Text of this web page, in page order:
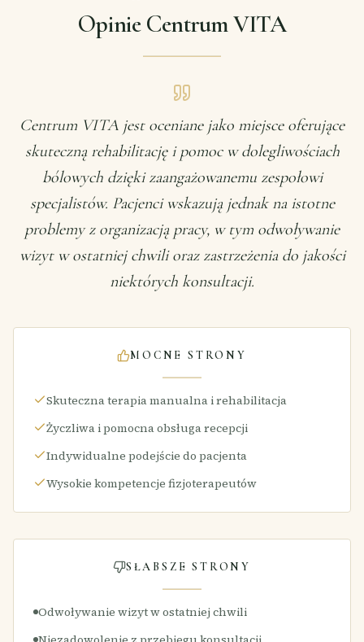
Opinie Centrum VITA
Centrum VITA jest oceniane jako miejsce oferujące
skuteczną rehabilitację i pomoc w dolegliwościach
bólowych dzięki zaangażowanemu zespołowi
specjalistów. Pacjenci wskazują jednak na istotne
problemy z organizacją pracy, w tym odwoływanie
wizyt w ostatniej chwili oraz zastrzeżenia do jakości
niektórych konsultacji.
MOCNE STRONY
Skuteczna terapia manualna i rehabilitacja
Życzliwa i pomocna obsługa recepcji
Indywidualne podejście do pacjenta
Wysokie kompetencje fizjoterapeutów
SŁABSZE STRONY
Odwoływanie wizyt w ostatniej chwili